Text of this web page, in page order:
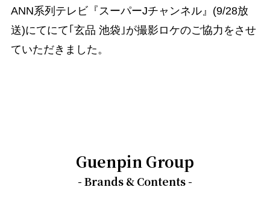
ANN系列テレビ『スーパーJチャンネル』(9/28放
送)にてにて｢玄品 池袋｣が撮影ロケのご協力をさせ
ていただきました。
Guenpin Group
- Brands & Contents -